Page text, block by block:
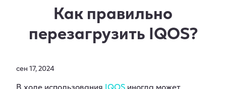
Статью дочитали до конца: 6161 раз
Как правильно
перезагрузить IQOS?
сен 17, 2024